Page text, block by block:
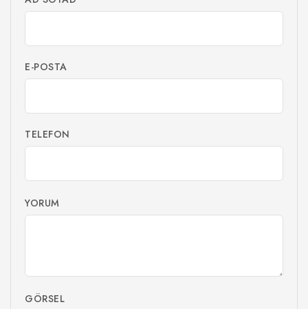
E-POSTA
TELEFON
YORUM
GÖRSEL